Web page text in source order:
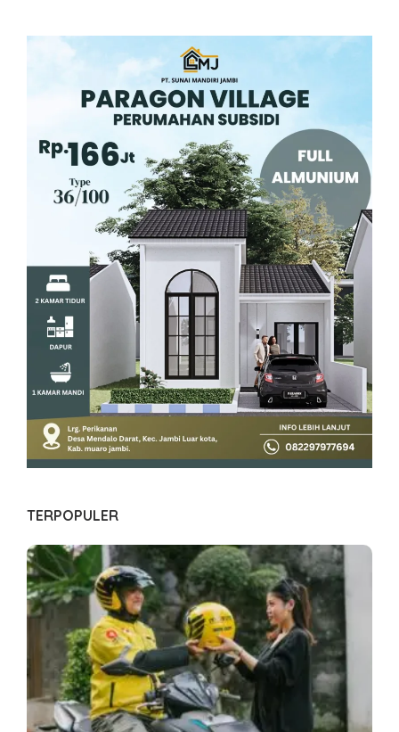
TERPOPULER